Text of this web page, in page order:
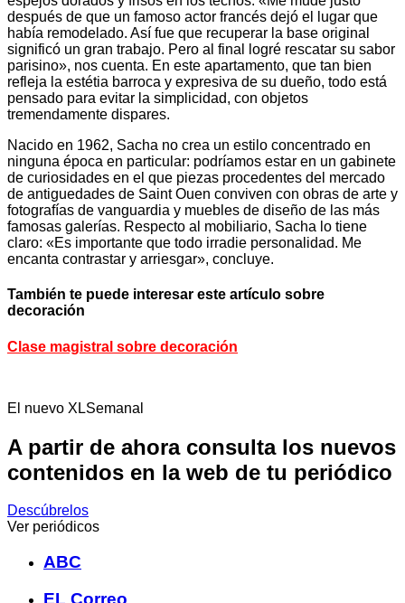
después de que un famoso actor francés dejó el lugar que
había remodelado. Así fue que recuperar la base original
significó un gran trabajo. Pero al final logré rescatar su sabor
parisino», nos cuenta. En este apartamento, que tan bien
refleja la estétia barroca y expresiva de su dueño, todo está
pensado para evitar la simplicidad, con objetos
tremendamente dispares.
Nacido en 1962, Sacha no crea un estilo concentrado en
ninguna época en particular: podríamos estar en un gabinete
de curiosidades en el que piezas procedentes del mercado
de antiguedades de Saint Ouen conviven con obras de arte y
fotografías de vanguardia y muebles de diseño de las más
famosas galerías. Respecto al mobiliario, Sacha lo tiene
claro: «Es importante que todo irradie personalidad. Me
encanta contrastar y arriesgar», concluye.
También te puede interesar este artículo sobre
decoración
Clase magistral sobre decoración
El nuevo XLSemanal
A partir de ahora consulta los nuevos
contenidos en la web de tu periódico
Descúbrelos
Ver periódicos
ABC
EL Correo